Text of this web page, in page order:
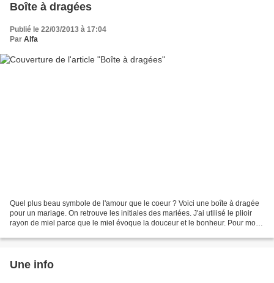
Boîte à dragées
Publié le 22/03/2013 à 17:04
Par Alfa
Quel plus beau symbole de l'amour que le coeur ? Voici une boîte à dragée
pour un mariage. On retrouve les initiales des mariées. J'ai utilisé le plioir
rayon de miel parce que le miel évoque la douceur et le bonheur. Pour moi
Une info